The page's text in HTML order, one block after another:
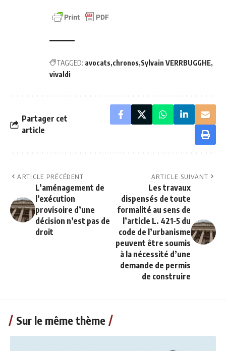
TAGGED: avocats chronos Sylvain VERRBUGGHE
vivaldi
Partager cet
article
ARTICLE PRÉCÉDENT
L’aménagement de
l’exécution
provisoire d’une
décision n’est pas de
droit
ARTICLE SUIVANT
Les travaux
dispensés de toute
formalité au sens de
l’article L. 421-5 du
code de l’urbanisme
peuvent être soumis
à la nécessité d’une
demande de permis
de construire
Sur le même thème